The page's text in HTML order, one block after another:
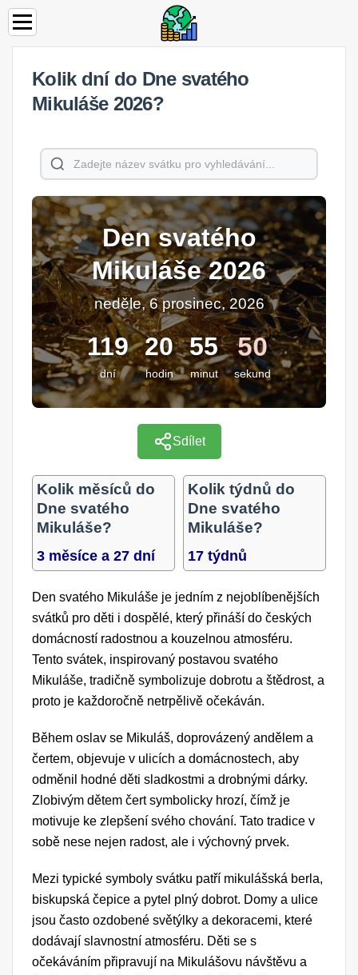
Kolik dní do Dne svatého
Mikuláše 2026?
Den svatého
Mikuláše 2026
neděle, 6 prosinec, 2026
119
dní
20
hodin
55
minut
49
sekund
Sdílet
Kolik měsíců do
Dne svatého
Mikuláše?
3 měsíce a 27 dní
Kolik týdnů do
Dne svatého
Mikuláše?
17 týdnů
Den svatého Mikuláše je jedním z nejoblíbenějších
svátků pro děti i dospělé, který přináší do českých
domácností radostnou a kouzelnou atmosféru.
Tento svátek, inspirovaný postavou svatého
Mikuláše, tradičně symbolizuje dobrotu a štědrost, a
proto je každoročně netrpělivě očekáván.
Během oslav se Mikuláš, doprovázený andělem a
čertem, objevuje v ulicích a domácnostech, aby
odměnil hodné děti sladkostmi a drobnými dárky.
Zlobivým dětem čert symbolicky hrozí, čímž je
motivuje ke zlepšení svého chování. Tato tradice v
sobě nese nejen radost, ale i výchovný prvek.
Mezi typické symboly svátku patří mikulášská berla,
biskupská čepice a pytel plný dobrot. Domy a ulice
jsou často ozdobené světýlky a dekoracemi, které
dodávají slavnostní atmosféru. Děti se s
očekáváním připravují na Mikulášovu návštěvu a